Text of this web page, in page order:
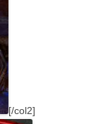
[/col2]